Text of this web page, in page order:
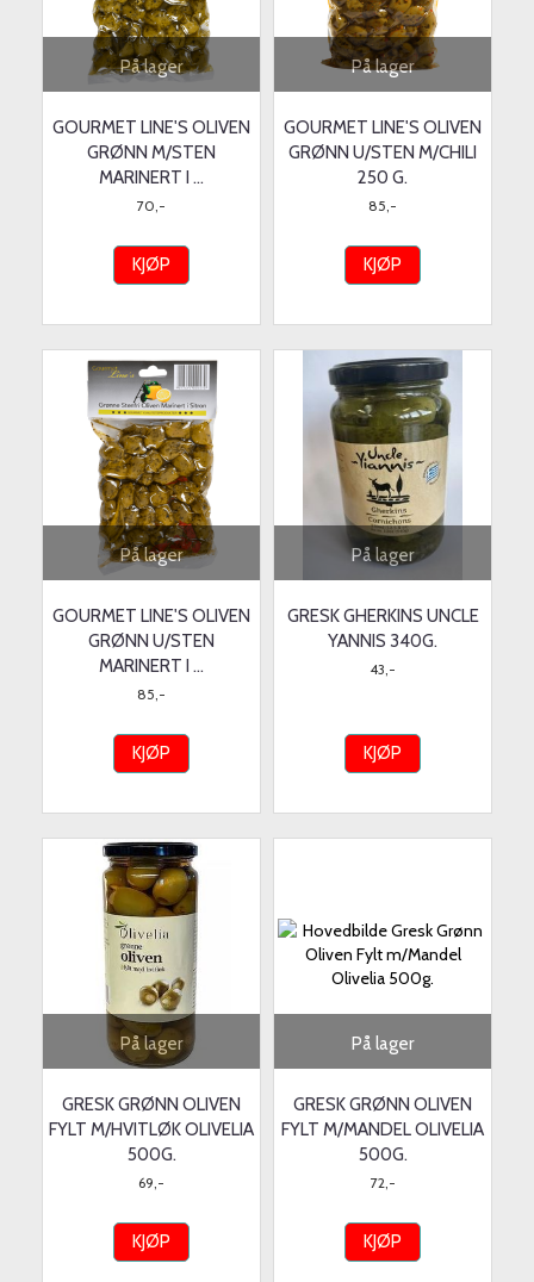
På lager
GOURMET LINE'S OLIVEN
GRØNN M/STEN
MARINERT I ...
70,-
KJØP
På lager
GOURMET LINE'S OLIVEN
GRØNN U/STEN M/CHILI
250 G.
85,-
KJØP
På lager
GOURMET LINE'S OLIVEN
GRØNN U/STEN
MARINERT I ...
85,-
KJØP
På lager
GRESK GHERKINS UNCLE
YANNIS 340G.
43,-
KJØP
På lager
GRESK GRØNN OLIVEN
FYLT M/HVITLØK OLIVELIA
500G.
69,-
KJØP
På lager
GRESK GRØNN OLIVEN
FYLT M/MANDEL OLIVELIA
500G.
72,-
KJØP